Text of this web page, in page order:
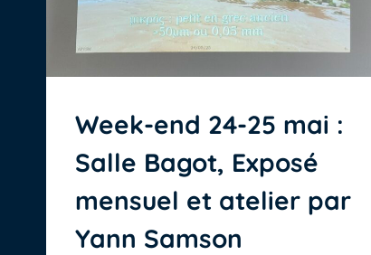
Week-end 24-25 mai :
Salle Bagot, Exposé
mensuel et atelier par
Yann Samson